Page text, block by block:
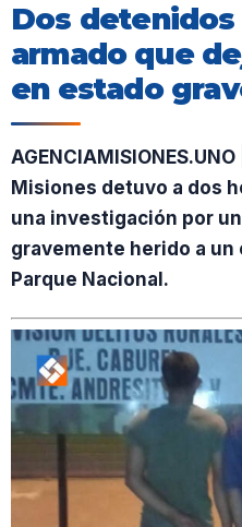
Dos
armado que
en estado
Misiones detuvo a dos
una investigación por
gravemente herido a un
Parque Nacional.